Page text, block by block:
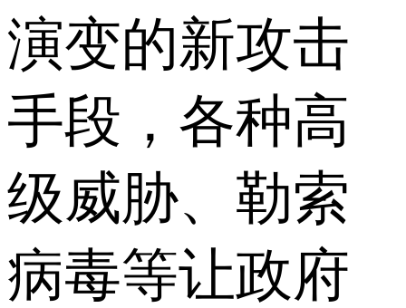
演变的新攻击
手段，各种高
级威胁、勒索
病毒等让政府